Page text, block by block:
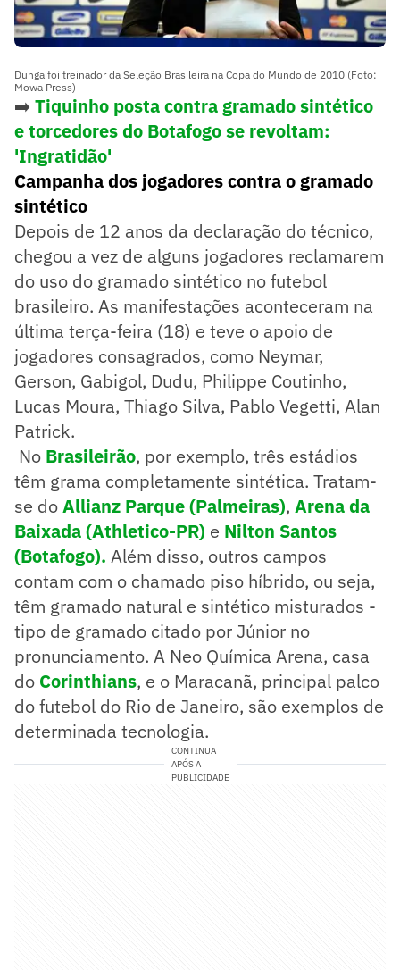
Dunga foi treinador da Seleção Brasileira na Copa do Mundo de 2010 (Foto:
Mowa Press)
➡️ Tiquinho posta contra gramado sintético
e torcedores do Botafogo se revoltam:
'Ingratidão'
Campanha dos jogadores contra o gramado
sintético
Depois de 12 anos da declaração do técnico,
chegou a vez de alguns jogadores reclamarem
do uso do gramado sintético no futebol
brasileiro. As manifestações aconteceram na
última terça-feira (18) e teve o apoio de
jogadores consagrados, como Neymar,
Gerson, Gabigol, Dudu, Philippe Coutinho,
Lucas Moura, Thiago Silva, Pablo Vegetti, Alan
Patrick.
No Brasileirão, por exemplo, três estádios
têm grama completamente sintética. Tratam-
se doAllianz Parque (Palmeiras), Arena da
Baixada (Athletico-PR) e Nilton Santos
(Botafogo). Além disso, outros campos
contam com o chamado piso híbrido, ou seja,
têm gramado natural e sintético misturados -
tipo de gramado citado por Júnior no
pronunciamento. A Neo Química Arena, casa
do Corinthians, e o Maracanã, principal palco
do futebol do Rio de Janeiro, são exemplos de
determinada tecnologia.
CONTINUA
APÓS A
PUBLICIDADE